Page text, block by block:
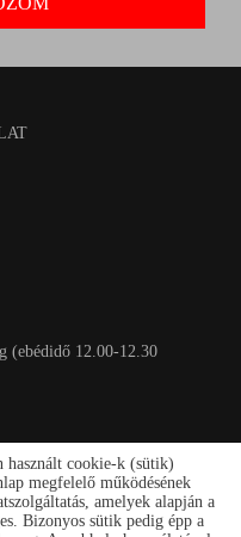
(ebédidő 12.00-12.30
használt cookie-k (sütik)
megfelelő működésének
amelyek alapján a
Bizonyos sütik pedig épp a